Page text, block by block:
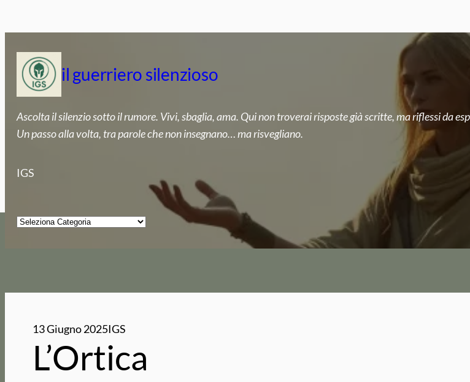
al
il guerriero silenzioso
Ascolta il silenzio sotto il rumore. Vivi, sbaglia, ama. Qui non troverai risposte già scritte, ma riflessi da
Un passo alla volta, tra parole che non insegnano… ma risvegliano.
IGS
Categorie
13 Giugno 2025IGS
L’Ortica